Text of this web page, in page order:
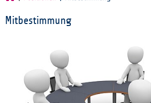
Mitbestimmung